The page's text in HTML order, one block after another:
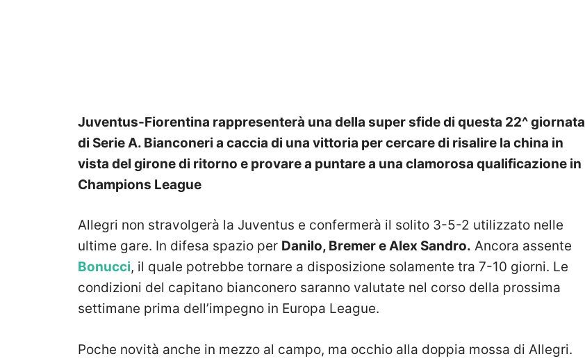
Juventus-Fiorentina rappresenterà una della super sfide di questa 22^ giornata
di Serie A. Bianconeri a caccia di una vittoria per cercare di risalire la china in
vista del girone di ritorno e provare a puntare a una clamorosa qualificazione in
Champions League
Allegri non stravolgerà la Juventus e confermerà il solito 3-5-2 utilizzato nelle
ultime gare. In difesa spazio per Danilo, Bremer e Alex Sandro. Ancora assente
Bonucci, il quale potrebbe tornare a disposizione solamente tra 7-10 giorni. Le
condizioni del capitano bianconero saranno valutate nel corso della prossima
settimane prima dell’impegno in Europa League.
Poche novità anche in mezzo al campo, ma occhio alla doppia mossa di Allegri.